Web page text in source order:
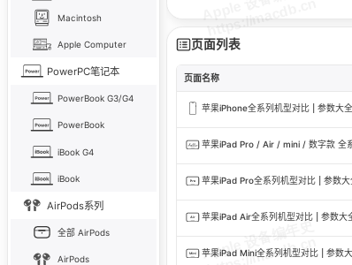
Macintosh
Apple Computer
PowerPC笔记本
PowerBook G3/G4
PowerBook
iBook G4
iBook
AirPods系列
全部 AirPods
AirPods
页面列表
页面名称
苹果iPhone全系列机型对比 | 参数大全
苹果iPad Pro / Air / mini / 数字款 全
苹果iPad Pro全系列机型对比 | 参数大
苹果iPad Air全系列机型对比 | 参数大
苹果iPad Mini全系列机型对比 | 参数